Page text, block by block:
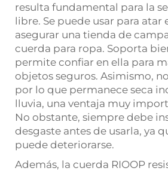
resulta fundamental para la
libre. Se puede usar para
asegurar una tienda de
cuerda para ropa. Soporta
permite confiar en ella para
objetos seguros. Asimismo,
por lo que permanece seca
lluvia, una ventaja muy
No obstante, siempre debe
desgaste antes de usarla, ya
puede deteriorarse.
Además, la cuerda RIOOP